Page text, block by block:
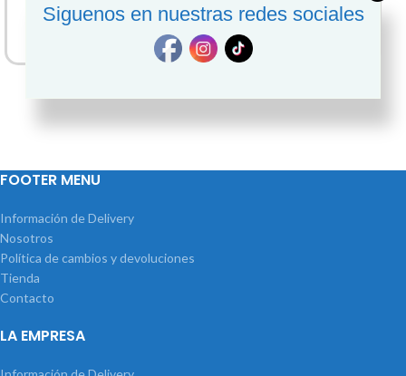
AÑADIR AL CARRITO
FOOTER MENU
Información de Delivery
Nosotros
Política de cambios y devoluciones
Tienda
Contacto
LA EMPRESA
Siguenos en nuestras redes sociales